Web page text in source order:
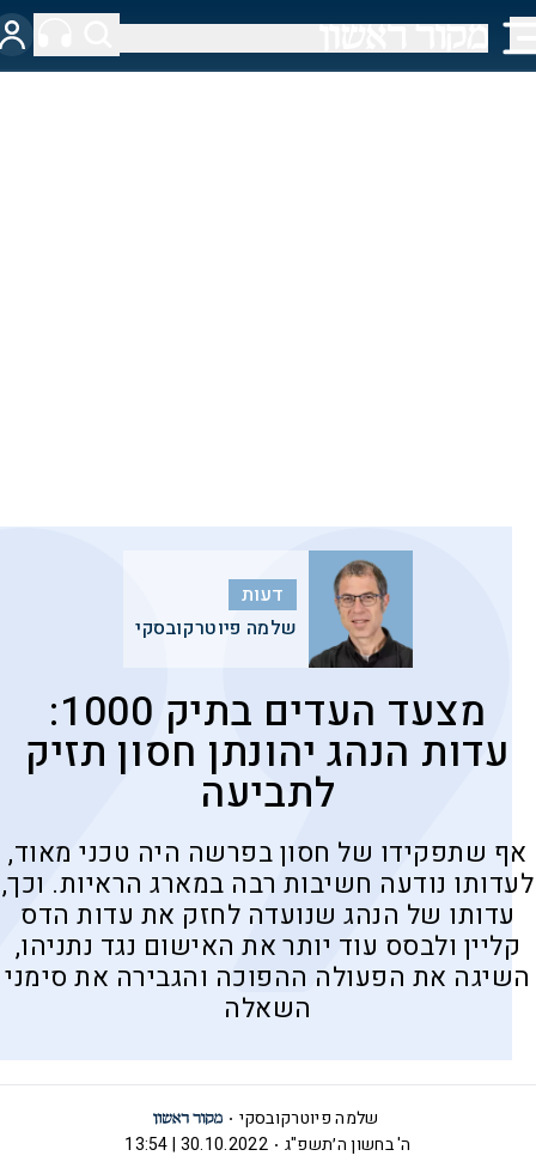
דעות
שלמה פיוטרקובסקי
מצעד העדים בתיק 1000:
עדות הנהג יהונתן חסון תזיק
לתביעה
אף שתפקידו של חסון בפרשה היה טכני מאוד,
לעדותו נודעה חשיבות רבה במארג הראיות. וכך,
עדותו של הנהג שנועדה לחזק את עדות הדס
קליין ולבסס עוד יותר את האישום נגד נתניהו,
השיגה את הפעולה ההפוכה והגבירה את סימני
השאלה
שלמה פיוטרקובסקי
ה' בחשון ה׳תשפ"ג
30.10.2022 | 13:54